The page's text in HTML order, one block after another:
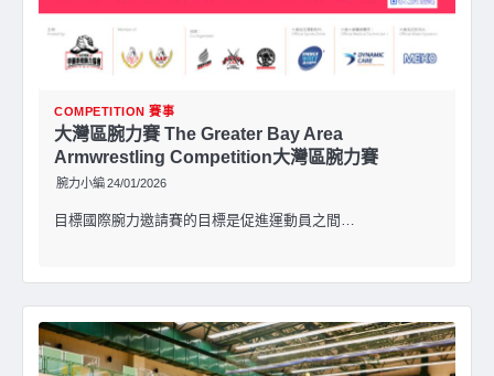
COMPETITION 賽事
大灣區腕力賽 The Greater Bay Area
Armwrestling Competition大灣區腕力賽
腕力小編24/01/2026
目標國際腕力邀請賽的目標是促進運動員之間…